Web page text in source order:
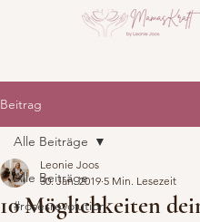
Beitrag
Alle Beiträge
#rosesrevolution
Alle Beiträge
10 Möglichkeiten
Leonie Joos
30. Jan. 2019 5 Min. Lesezeit